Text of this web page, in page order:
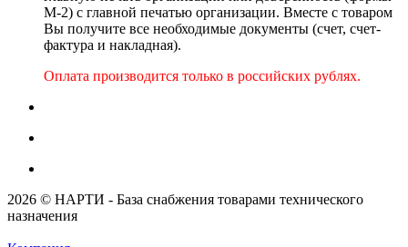
М-2) с главной печатью организации. Вместе с товаром
Вы получите все необходимые документы (счет, счет-
фактура и накладная).
Оплата производится только в российских рублях.
2026 © НАРТИ - База снабжения товарами технического
назначения